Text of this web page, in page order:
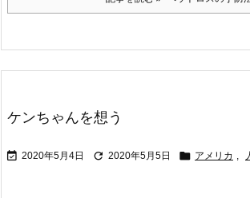
ケンちゃんを想う
 2020年5月4日  2020年5月5日  アメリカ ,